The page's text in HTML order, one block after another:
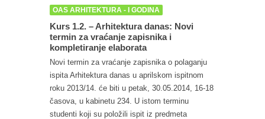
OAS ARHITEKTURA - I GODINA
Kurs 1.2. – Arhitektura danas: Novi
termin za vraćanje zapisnika i
kompletiranje elaborata
Novi termin za vraćanje zapisnika o polaganju
ispita Arhitektura danas u aprilskom ispitnom
roku 2013/14. će biti u petak, 30.05.2014, 16-18
časova, u kabinetu 234. U istom terminu
studenti koji su položili ispit iz predmeta